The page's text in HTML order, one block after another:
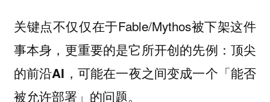
关键点不仅仅在于Fable/Mythos被下架这件
事本身，更重要的是它所开创的先例 ： 顶尖
的前沿AI，可能在一夜之间变成一个「能否
被允许部署」的问题。